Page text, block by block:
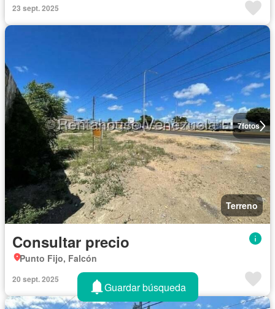
23 sept. 2025
7fotos
Terreno
Consultar precio
Punto Fijo, Falcón
20 sept. 2025
Guardar búsqueda